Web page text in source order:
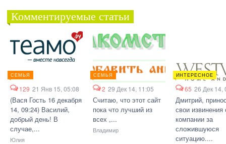
Комментируемые статьи
СЕМЬЯ
129 21 Янв 15, 05:08
(Вася Гость 16 декабря
14, 09:24) Василий,
добрый день! В
случае,...
Юлия
СЕМЬЯ
2 29 Дек 14, 11:05
Считаю, что этот сайт
пока что лучший из
всех ,...
Владимир
ИНТЕРЕСНОЕ
65 26 Дек 14,
Дмитрий,
свои извинения
компании за
сложившуюся
ситуацию....